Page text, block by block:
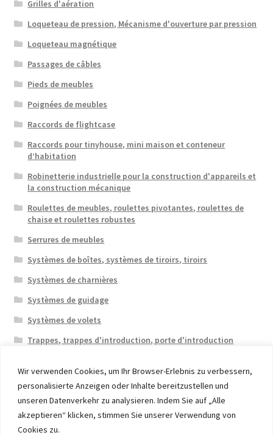
Wir verwenden Cookies, um Ihr Browser-Erlebnis zu verbessern,
personalisierte Anzeigen oder Inhalte bereitzustellen und
unseren Datenverkehr zu analysieren. Indem Sie auf „Alle
akzeptieren“ klicken, stimmen Sie unserer Verwendung von
Cookies zu.
Grilles d'aération
Loqueteau de pression, Mécanisme d'ouverture par pression
Loqueteau magnétique
Passages de câbles
Pieds de meubles
Poignées de meubles
Raccords de flightcase
Raccords pour tinyhouse, mini maison et conteneur
d’habitation
Robinetterie industrielle pour la construction d'appareils et
la construction mécanique
Roulettes de meubles, roulettes pivotantes, roulettes de
chaise et roulettes robustes
Serrures de meubles
Systèmes de boîtes, systèmes de tiroirs, tiroirs
Systèmes de charnières
Systèmes de guidage
Systèmes de volets
Trappes, trappes d'introduction, porte d'introduction
© 2026 Eruon Trade UG, Germany, member of the ERUON